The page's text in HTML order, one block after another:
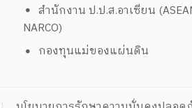
สำนักงาน ป.ป.ส.อาเซียน
NARCO)
กองทุนแม่ของแผ่นดิน